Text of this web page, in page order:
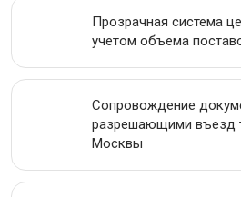
Прозрачная система
учетом объема
Сопровождение
разрешающими въезд
Москвы